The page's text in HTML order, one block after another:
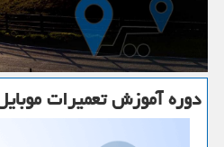
دوره آموزش تعمیرات